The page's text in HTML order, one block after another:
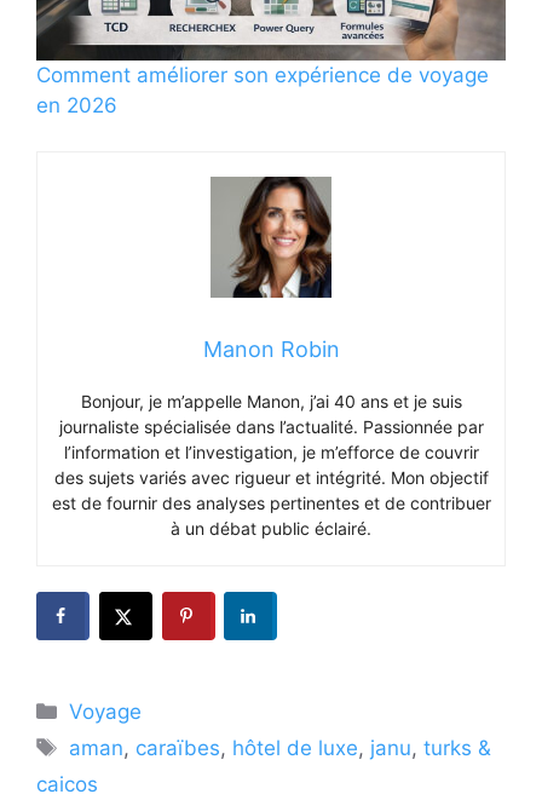
Comment améliorer son expérience de voyage
en 2026
Manon Robin
Bonjour, je m’appelle Manon, j’ai 40 ans et je suis
journaliste spécialisée dans l’actualité. Passionnée par
l’information et l’investigation, je m’efforce de couvrir
des sujets variés avec rigueur et intégrité. Mon objectif
est de fournir des analyses pertinentes et de contribuer
à un débat public éclairé.
Catégories
Voyage
Étiquettes
aman, caraïbes, hôtel de luxe, janu,turks &
caicos